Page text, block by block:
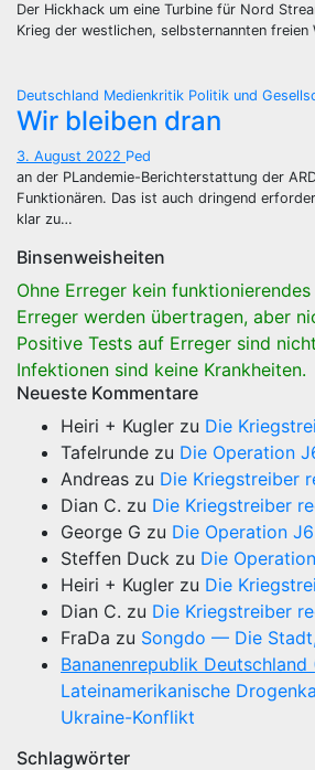
Der Hickhack um eine Turbine für Nord
Krieg der westlichen, selbsternannten freien
Deutschland Medienkritik Politik und
Wir bleiben dran
3. August 2022 Ped
an der PLandemie-Berichterstattung der
Funktionären. Das ist auch dringend
klar zu…
Binsenweisheiten
Ohne Erreger kein
Erreger werden übertragen, aber
Positive Tests auf Erreger sind
Infektionen sind keine Krankheiten.
Neueste Kommentare
Heiri + Kugler zu Die
Tafelrunde zu Die Operation
Andreas zu Die Kriegstreiber
Dian C. zu Die Kriegstreiber
George G zu Die Operation J6
Steffen Duck zu Die
Heiri + Kugler zu Die
Dian C. zu Die Kriegstreiber
FraDa zu Songdo — Die
Bananenrepublik Deutschland
Lateinamerikanische
Ukraine-Konflikt
Schlagwörter